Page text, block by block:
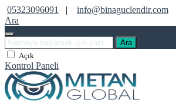
05323096091 |
info@binaguclendir.com
Ara
Ara
Açık
Kontrol Paneli